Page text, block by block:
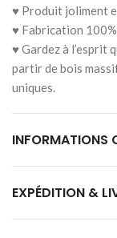
♥ Produit joliment
♥ Fabrication
♥ Gardez à l’esprit
partir de bois
uniques.
INFORMATIONS
EXPÉDITION &